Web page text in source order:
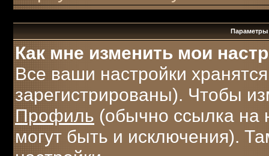
Параметры
Как мне изменить мои
Все ваши настройки
зарегистрированы). Чтобы
Профиль (обычно ссылка на
могут быть и исключения).